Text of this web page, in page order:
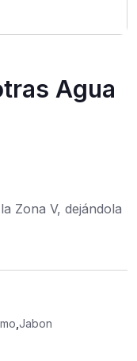
Agua
Zona V, dejándola
Jabon